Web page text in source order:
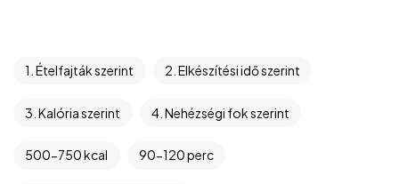
1. Ételfajták szerint 2. Elkészítési idő szerint
3. Kalória szerint 4. Nehézségi fok szerint
500-750 kcal 90-120 perc